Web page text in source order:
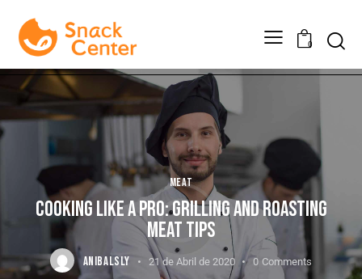
0
MEAT
COOKING LIKE A PRO: GRILLING AND ROASTING
MEAT TIPS
ANIBALSLY 21 de Abril de 2020 0 Comments